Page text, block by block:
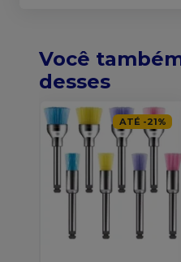
Você
desses
ATÉ -21%